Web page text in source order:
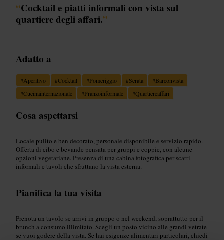
“Cocktail e piatti informali con vista sul
quartiere degli affari.”
Adatto a
#Aperitivo #Cocktail #Pomeriggio #Serata #Barconvista
#Cucinainternazionale #Pranzoinformale #Quartiereaffari
Cosa aspettarsi
Locale pulito e ben decorato, personale disponibile e servizio rapido.
Offerta di cibo e bevande pensata per gruppi e coppie, con alcune
opzioni vegetariane. Presenza di una cabina fotografica per scatti
informali e tavoli che sfruttano la vista esterna.
Pianifica la tua visita
Prenota un tavolo se arrivi in gruppo o nel weekend, soprattutto per il
brunch a consumo illimitato. Scegli un posto vicino alle grandi vetrate
se vuoi godere della vista. Se hai esigenze alimentari particolari, chiedi